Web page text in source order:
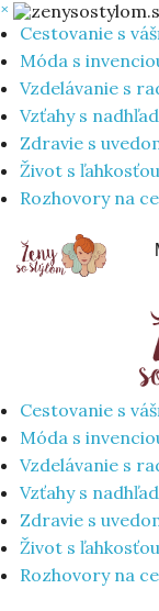
×
Cestovanie s
Móda s
Vzdelávanie s
Vzťahy s
Zdravie s
Život s ľahkosťou
Rozhovory na
Cestovanie s
Móda s
Vzdelávanie s
Vzťahy s
Zdravie s
Život s ľahkosťou
Rozhovory na